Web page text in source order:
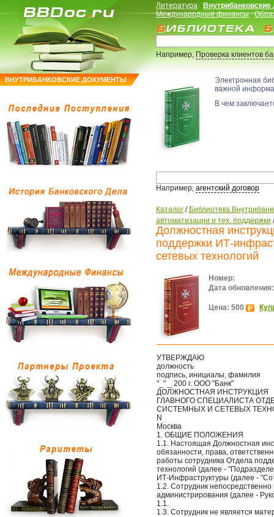
ВНУТРИБАНКОВСКИЕ ДОКУМЕНТЫ
Литература
Международные финансы
Например,Проверка клиентов
Электронная
важной
В чем
Например, агентский договор
Каталог / Библиотека
автоматизации и тех. поддержки
Должностная
поддержки ИТ-
сетевых технологий
Номер:
Дата обновления:
Цена: 500
УТВЕРЖДАЮ
должность
подпись, инициалы, фамилия
"_" _ 200 г. ООО "Банк"
ДОЛЖНОСТНАЯ ИНСТРУКЦИЯ
ГЛАВНОГО СПЕЦИАЛИСТА
СИСТЕМНЫХ И СЕТЕВЫХ
N
Москва
1. ОБЩИЕ ПОЛОЖЕНИЯ
1.1. Настоящая Должностная
обязанности, права,
работы сотрудника Отдела
технологий (далее -
ИТ-Инфраструктуры (далее -
1.2. Сотрудник
администрирования (далее -
1.1.
1.3. Сотрудник не является